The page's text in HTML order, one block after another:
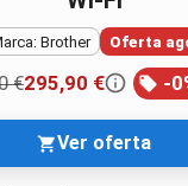
Brother Oferta
€295,90 € -0
Ver oferta